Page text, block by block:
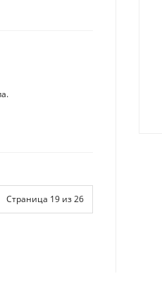
Страница 19 из 26